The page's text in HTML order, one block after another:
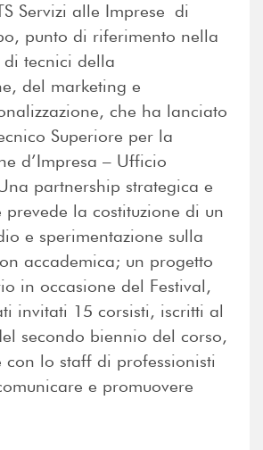
Servizi alle Imprese di
punto di riferimento nella
tecnici della
del marketing e
che ha lanciato
Superiore per la
d’Impresa – Ufficio
partnership strategica e
prevede la costituzione di un
e sperimentazione sulla
accademica; un progetto
in occasione del Festival,
invitati 15 corsisti, iscritti al
secondo biennio del corso,
con lo staff di professionisti
e promuovere